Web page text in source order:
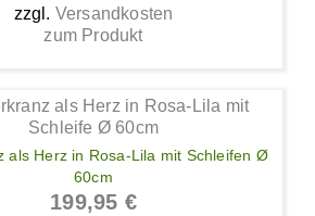
zzgl. Versandkosten
zum Produkt
als Herz in Rosa-Lila mit Schleifen Ø
60cm
199,95 €